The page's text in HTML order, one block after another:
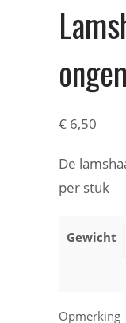
€ 6,50
De
per stuk
Gewicht
Opmerking